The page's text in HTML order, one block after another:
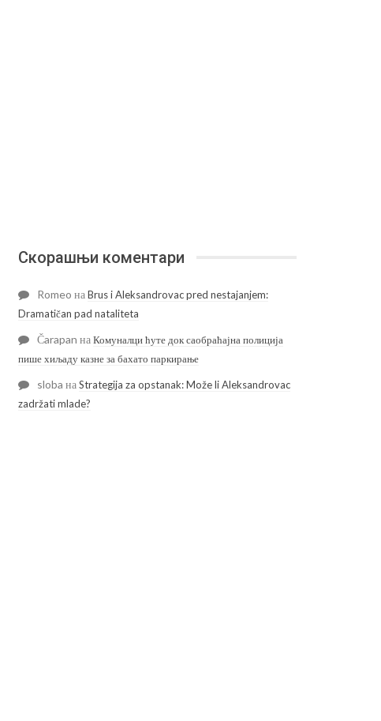
Скорашњи коментари
Romeo наBrus i Aleksandrovac pred nestajanjem:
Dramatičan pad nataliteta
Čarapan наКомуналци ћуте док саобраћајна полиција
пише хиљаду казне за бахато паркирање
sloba наStrategija za opstanak: Može li Aleksandrovac
zadržati mlade?